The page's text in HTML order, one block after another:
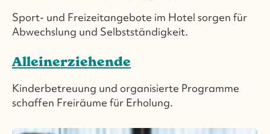
Sport- und Freizeitangebote im Hotel sorgen für
Abwechslung und Selbstständigkeit.
Alleinerziehende
Kinderbetreuung und organisierte Programme
schaffen Freiräume für Erholung.